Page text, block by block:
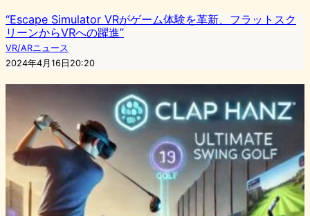
“Escape Simulator VRがゲーム体験を革新、フラットスク
リーンからVRへの躍進”
VR/ARニュース
2024年4月16日20:20